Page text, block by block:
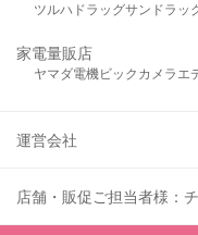
ツルハドラッグサンドラッ
家電量販店
ヤマダ電機ビックカメラ エ
運営会社
店舗・販促ご担当者様：